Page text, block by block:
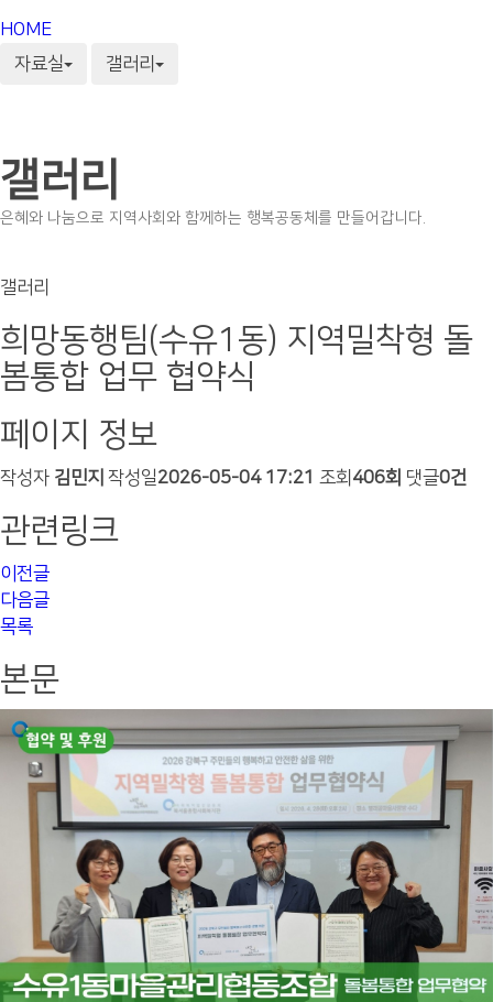
HOME
자료실
갤러리
갤러리
은혜와 나눔으로 지역사회와 함께하는 행복공동체를 만들어갑니다.
갤러리
희망동행팀(수유1동) 지역밀착형 돌
봄통합 업무 협약식
페이지 정보
작성자 김민지 작성일2026-05-04 17:21 조회 406회 댓글0건
관련링크
이전글
다음글
목록
본문